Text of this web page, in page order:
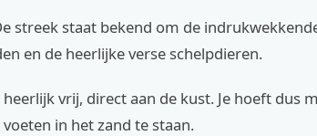
streek staat bekend om de
en de heerlijke verse schelpdieren.
vrij, direct aan de kust. Je hoeft dus
in het zand te staan.